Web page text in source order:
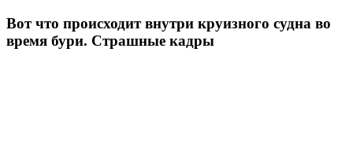
Вот что происходит внутри круизного судна во
время бури. Страшные кадры